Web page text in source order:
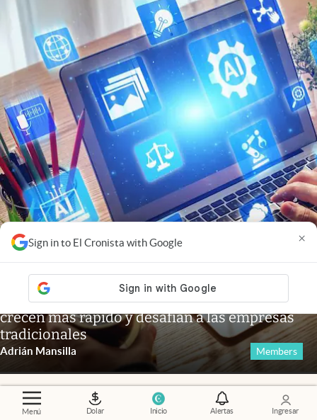
Menú Dolar Inicio Alertas Ingresar
Sign in to El Cronista with Google ×
Nuevas ganadoras.Startups AI-native: por qué
crecen más rápido y desafían a las empresas
tradicionales
Adrián Mansilla Members